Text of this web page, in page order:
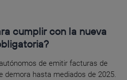
cumplir con la nueva
de emitir facturas de
demora hasta mediados de 2025.